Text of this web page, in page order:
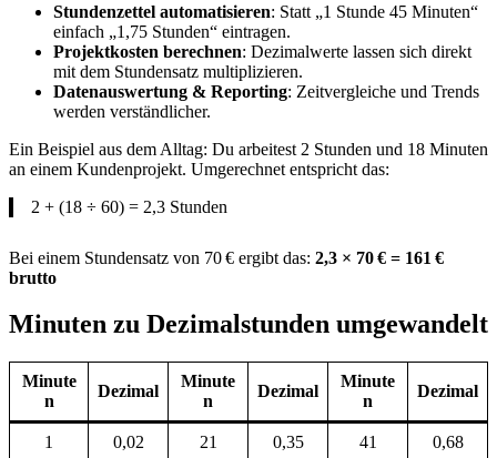
Stundenzettel automatisieren: Statt „1 Stunde 45 Minuten“
einfach „1,75 Stunden“ eintragen.
Projektkosten berechnen: Dezimalwerte lassen sich direkt
mit dem Stundensatz multiplizieren.
Datenauswertung & Reporting: Zeitvergleiche und Trends
werden verständlicher.
Ein Beispiel aus dem Alltag: Du arbeitest 2 Stunden und 18 Minuten
an einem Kundenprojekt. Umgerechnet entspricht das:
2 + (18 ÷ 60) = 2,3 Stunden
Bei einem Stundensatz von 70 € ergibt das: 2,3 × 70 € = 161 €
brutto
Minuten zu Dezimalstunden umgewandelt
Minute
n
Dezimal
Minute
n
Dezimal
Minute
n
Dezimal
1 0,02 21 0,35 41 0,68